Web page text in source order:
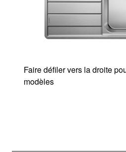
Faire défiler vers la droite
modèles